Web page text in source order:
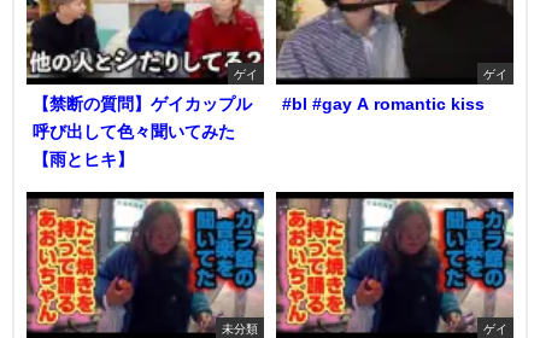
ゲイ
【禁断の質問】ゲイカップル
呼び出して色々聞いてみた
【雨とヒキ】
ゲイ
#bl #gay A romantic kiss
未分類 ゲイ